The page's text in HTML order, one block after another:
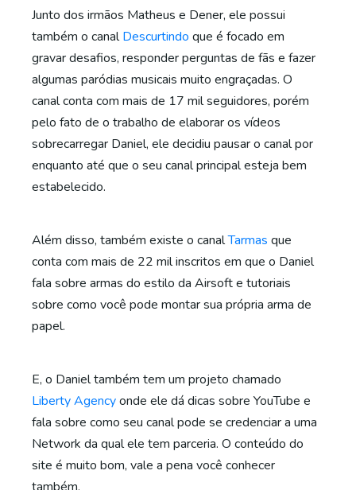
Junto dos irmãos Matheus e Dener, ele possui
também o canalDescurtindo que é focado em
gravar desafios, responder perguntas de fãs e fazer
algumas paródias musicais muito engraçadas. O
canal conta com mais de 17 mil seguidores, porém
pelo fato de o trabalho de elaborar os vídeos
sobrecarregar Daniel, ele decidiu pausar o canal por
enquanto até que o seu canal principal esteja bem
estabelecido.
Além disso, também existe o canalTarmas que
conta com mais de 22 mil inscritos em que o Daniel
fala sobre armas do estilo da Airsoft e tutoriais
sobre como você pode montar sua própria arma de
papel.
E, o Daniel também tem um projeto chamado
Liberty Agencyonde ele dá dicas sobre YouTube e
fala sobre como seu canal pode se credenciar a uma
Network da qual ele tem parceria. O conteúdo do
site é muito bom, vale a pena você conhecer